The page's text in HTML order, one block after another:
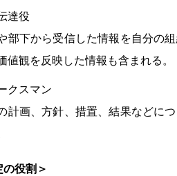
達役
部下から受信した情報を自分の
値観を反映した情報も含まれる。
クスマン
計画、方針、措置、結果などに
の役割＞